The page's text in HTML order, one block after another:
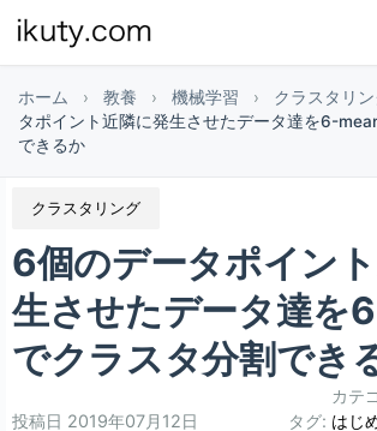
ホーム › 教養 › 機械学習 › クラスタリ
タポイント近隣に発生させたデータ達を6-
できるか
クラスタリング
6個のデータポイン
生させたデータ達を
でクラスタ分割でき
投稿日 2019年07月12日
カテ
タグ: はじ